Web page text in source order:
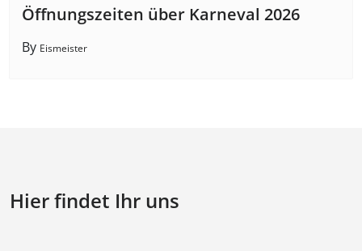
Öffnungszeiten über Karneval 2026
By Eismeister
Hier findet Ihr uns